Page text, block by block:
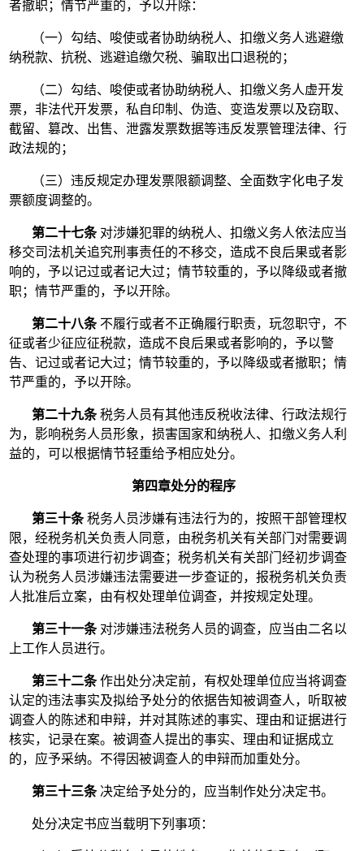
者撤职；情节严重的，予以开除：
（一）勾结、唆使或者协助纳税人、扣缴义务人逃避缴
纳税款、抗税、逃避追缴欠税、骗取出口退税的；
（二）勾结、唆使或者协助纳税人、扣缴义务人虚开发
票，非法代开发票，私自印制、伪造、变造发票以及窃取、
截留、篡改、出售、泄露发票数据等违反发票管理法律、行
政法规的；
（三）违反规定办理发票限额调整、全面数字化电子发
票额度调整的。
第二十七条对涉嫌犯罪的纳税人、扣缴义务人依法应当
移交司法机关追究刑事责任的不移交，造成不良后果或者影
响的，予以记过或者记大过；情节较重的，予以降级或者撤
职；情节严重的，予以开除。
第二十八条不履行或者不正确履行职责，玩忽职守，不
征或者少征应征税款，造成不良后果或者影响的，予以警
告、记过或者记大过；情节较重的，予以降级或者撤职；情
节严重的，予以开除。
第二十九条税务人员有其他违反税收法律、行政法规行
为，影响税务人员形象，损害国家和纳税人、扣缴义务人利
益的，可以根据情节轻重给予相应处分。
第四章处分的程序
第三十条税务人员涉嫌有违法行为的，按照干部管理权
限，经税务机关负责人同意，由税务机关有关部门对需要调
查处理的事项进行初步调查；税务机关有关部门经初步调查
认为税务人员涉嫌违法需要进一步查证的，报税务机关负责
人批准后立案，由有权处理单位调查，并按规定处理。
第三十一条对涉嫌违法税务人员的调查，应当由二名以
上工作人员进行。
第三十二条作出处分决定前，有权处理单位应当将调查
认定的违法事实及拟给予处分的依据告知被调查人，听取被
调查人的陈述和申辩，并对其陈述的事实、理由和证据进行
核实，记录在案。被调查人提出的事实、理由和证据成立
的，应予采纳。不得因被调查人的申辩而加重处分。
第三十三条决定给予处分的，应当制作处分决定书。
处分决定书应当载明下列事项：